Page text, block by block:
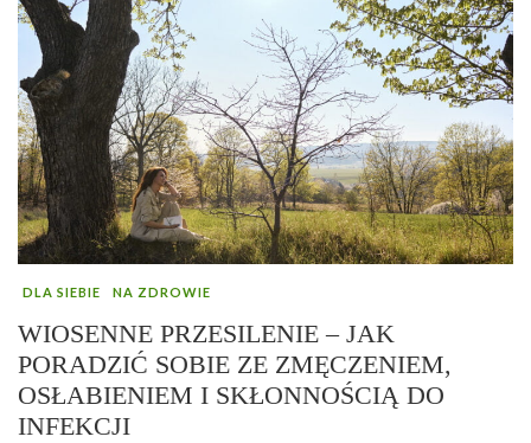
DLA SIEBIE NA ZDROWIE
WIOSENNE PRZESILENIE – JAK
PORADZIĆ SOBIE ZE ZMĘCZENIEM,
OSŁABIENIEM I SKŁONNOŚCIĄ DO
INFEKCJI